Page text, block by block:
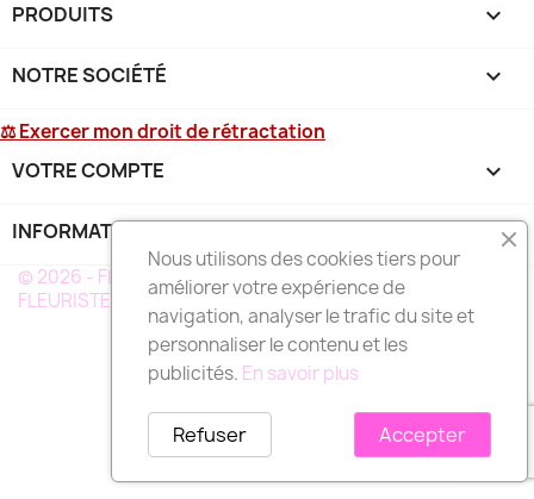
PRODUITS 
NOTRE SOCIÉTÉ 
⚖ Exercer mon droit de rétractation
VOTRE COMPTE 
INFORMATIONS keyboard_arrow_down
© 2026 - FLEURS DEUIL MARTINIQUE - UN RÉSEAU DE
FLEURISTE A VOTRE SERVICE EN MARTINIQUE
Nous utilisons des cookies tiers pour
améliorer votre expérience de
navigation, analyser le trafic du site et
personnaliser le contenu et les
publicités. En savoir plus
Accepter
Refuser